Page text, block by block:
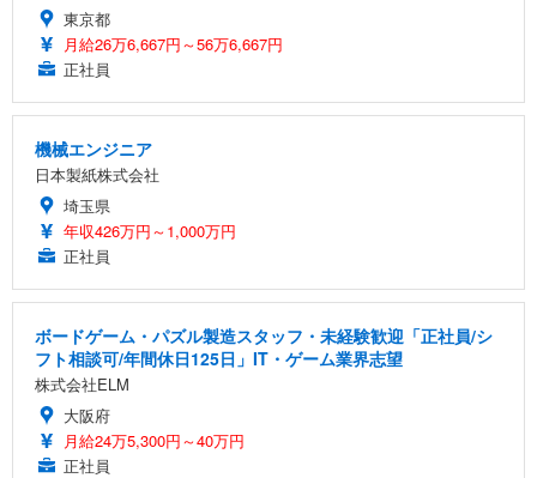
東京都
月給26万6,667円～56万6,667円
正社員
機械エンジニア
日本製紙株式会社
埼玉県
年収426万円～1,000万円
正社員
ボードゲーム・パズル製造スタッフ・未経験歓迎「正社員/シ
フト相談可/年間休日125日」IT・ゲーム業界志望
株式会社ELM
大阪府
月給24万5,300円～40万円
正社員